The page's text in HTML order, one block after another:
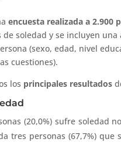
encuesta realizada a 2.900
soledad y se incluyen
(sexo, edad, nivel
cuestiones).
los principales resultados
(20,0%) sufre soledad
tres personas (67,7%)